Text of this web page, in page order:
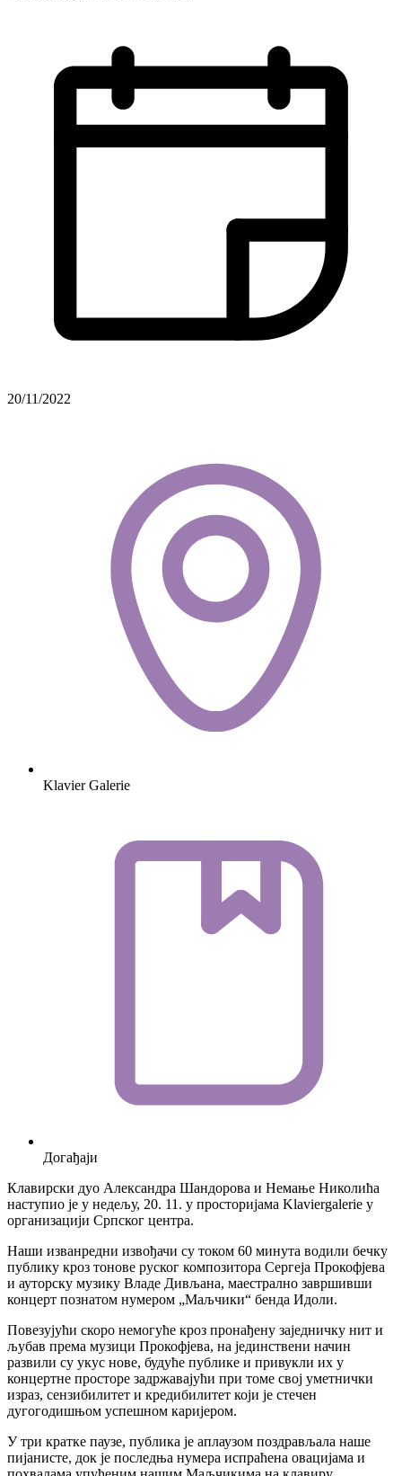
20/11/2022
Klavier Galerie
Догађаји
Клавирски дуо Александра Шандорова и Немање Николића
наступио је у недељу, 20. 11. у просторијама Klaviergalerie у
организацији Српског центра.
Наши изванредни извођачи су током 60 минута водили бечку
публику кроз тонове руског композитора Сергеја Прокофјева
и ауторску музику Владе Дивљана, маестрално завршивши
концерт познатом нумером „Маљчики“ бенда Идоли.
Повезујући скоро немогуће кроз пронађену заједничку нит и
љубав према музици Прокофјева, на јединствени начин
развили су укус нове, будуће публике и привукли их у
концертне просторе задржавајући при томе свој уметнички
израз, сензибилитет и кредибилитет који је стечен
дугогодишњом успешном каријером.
У три кратке паузе, публика је аплаузом поздрављала наше
пијанисте, док је последња нумера испраћена овацијама и